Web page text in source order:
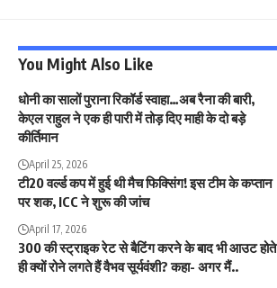
You Might Also Like
धोनी का सालों पुराना रिकॉर्ड स्वाहा…अब रैना की बारी,
केएल राहुल ने एक ही पारी में तोड़ दिए माही के दो बड़े
कीर्तिमान
April 25, 2026
टी20 वर्ल्ड कप में हुई थी मैच फिक्सिंग! इस टीम के कप्तान
पर शक, ICC ने शुरू की जांच
April 17, 2026
300 की स्ट्राइक रेट से बैटिंग करने के बाद भी आउट होते
ही क्यों रोने लगते हैं वैभव सूर्यवंशी? कहा- अगर मैं..